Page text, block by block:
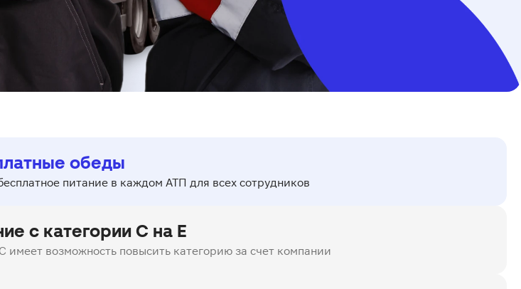
обеды
питание в каждом АТП для всех сотрудников
с категории C на E
имеет возможность повысить категорию за счет компании